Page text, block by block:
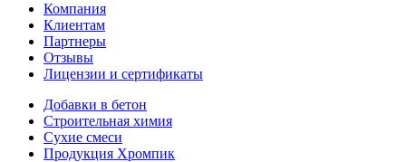
Компания
Клиентам
Партнеры
Отзывы
Лицензии и сертификаты
Добавки в бетон
Строительная химия
Сухие смеси
Продукция Хромпик